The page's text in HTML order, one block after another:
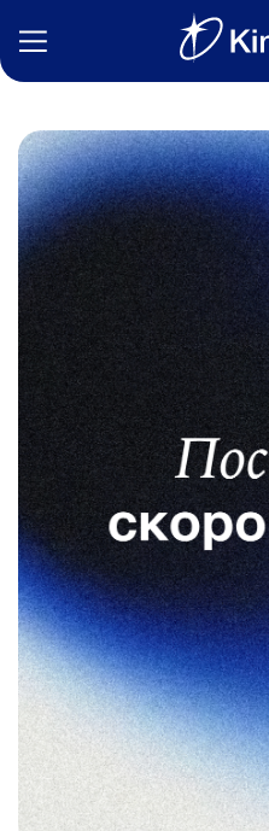
Фильмы
Статьи
Сериалы
Новости
Подборки
Рецензии
О нас
Авторы